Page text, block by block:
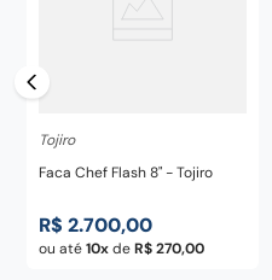
Tojiro
Faca Chef Flash 8" - Tojiro
R$ 2.700,00
ou até10 deR$270,00